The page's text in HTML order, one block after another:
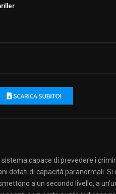
capace di prevedere i
dotati di capacità paranormali. Si
a un secondo livello, a